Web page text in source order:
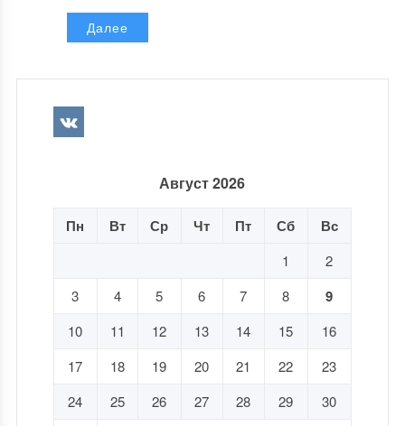
Далее
Август 2026
Пн Вт Ср Чт Пт Сб Вс
1
2
3
4 5 6 7 8 9
10 11 12 13 14 15
16
17
18 19 20 21 22
23
24
25 26 27 28 29
30